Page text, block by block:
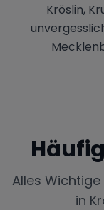
Kröslin,
Alles
in